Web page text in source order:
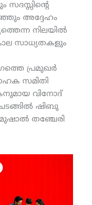
സദസ്സിന്റെ
അദ്ദേഹം
നിലയില്‍
സാധ്യതകളും
പ്രമുഖര്‍
സമിതി
വിനോദ്
ഷിബു
മുഷാല്‍ തഞ്ചേരി